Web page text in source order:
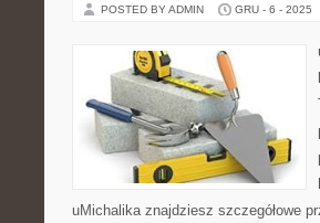
POSTED BY ADMIN GRU - 6 - 2025
uMichalika znajdziesz szczegółowe